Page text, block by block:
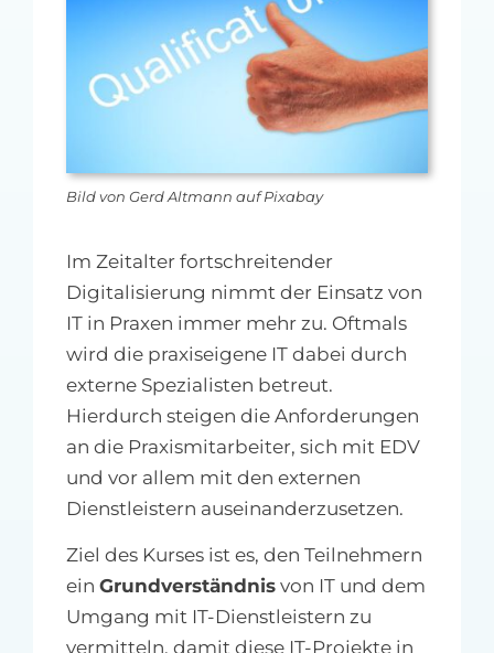
MFA-heute Newsletter-Anmeldung
Über uns
Ihre Werbung auf MFA-heute.de
SucheBild von Gerd Altmann auf Pixabay
Im Zeitalter fortschreitender
Digitalisierung nimmt der Einsatz von
IT in Praxen immer mehr zu. Oftmals
wird die praxiseigene IT dabei durch
externe Spezialisten betreut.
Hierdurch steigen die Anforderungen
an die Praxismitarbeiter, sich mit EDV
und vor allem mit den externen
Dienstleistern auseinanderzusetzen.
Ziel des Kurses ist es, den Teilnehmern
ein Grundverständnisvon IT und dem
Umgang mit IT-Dienstleistern zu
vermitteln, damit diese IT-Projekte in